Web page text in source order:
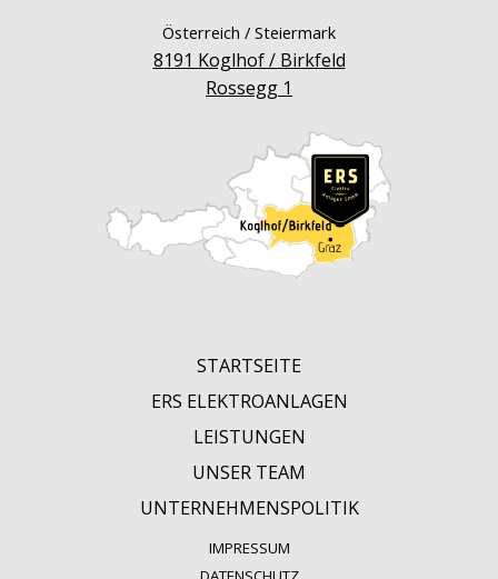
Österreich / Steiermark
8191 Koglhof / Birkfeld
Rossegg 1
Wien
STARTSEITE
ERS ELEKTROANLAGEN
LEISTUNGEN
UNSER TEAM
UNTERNEHMENSPOLITIK
IMPRESSUM